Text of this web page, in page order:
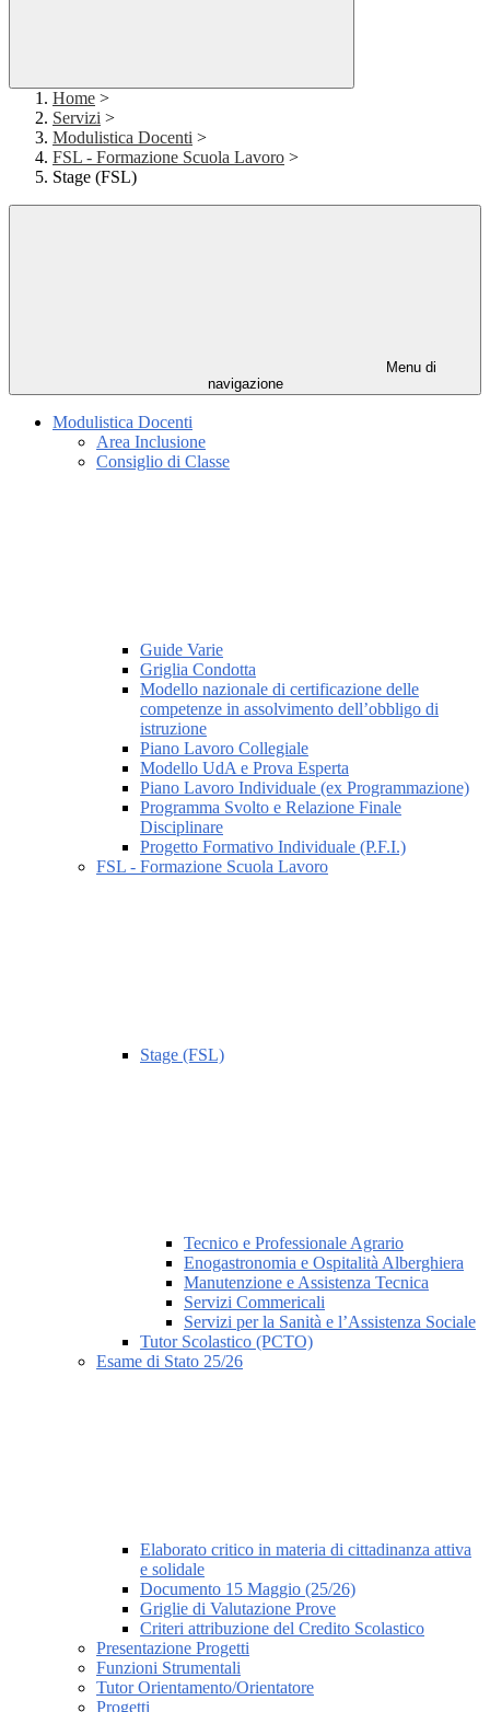
Home >
Servizi >
Modulistica Docenti >
FSL - Formazione Scuola Lavoro >
Stage (FSL)
Menu di
navigazione
Modulistica Docenti
Area Inclusione
Consiglio di Classe
Guide Varie
Griglia Condotta
Modello nazionale di certificazione delle
competenze in assolvimento dell’obbligo di
istruzione
Piano Lavoro Collegiale
Modello UdA e Prova Esperta
Piano Lavoro Individuale (ex Programmazione)
Programma Svolto e Relazione Finale
Disciplinare
Progetto Formativo Individuale (P.F.I.)
FSL - Formazione Scuola Lavoro
Stage (FSL)
Tecnico e Professionale Agrario
Enogastronomia e Ospitalità Alberghiera
Manutenzione e Assistenza Tecnica
Servizi Commericali
Servizi per la Sanità e l’Assistenza Sociale
Tutor Scolastico (PCTO)
Esame di Stato 25/26
Elaborato critico in materia di cittadinanza attiva
e solidale
Documento 15 Maggio (25/26)
Griglie di Valutazione Prove
Criteri attribuzione del Credito Scolastico
Presentazione Progetti
Funzioni Strumentali
Tutor Orientamento/Orientatore
Progetti